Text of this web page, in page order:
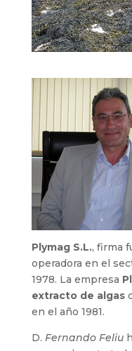
Plymag S.L., firma
operadora en el
1978. La empresa
extracto de algas
en el año 1981.
D. Fernando Feliu